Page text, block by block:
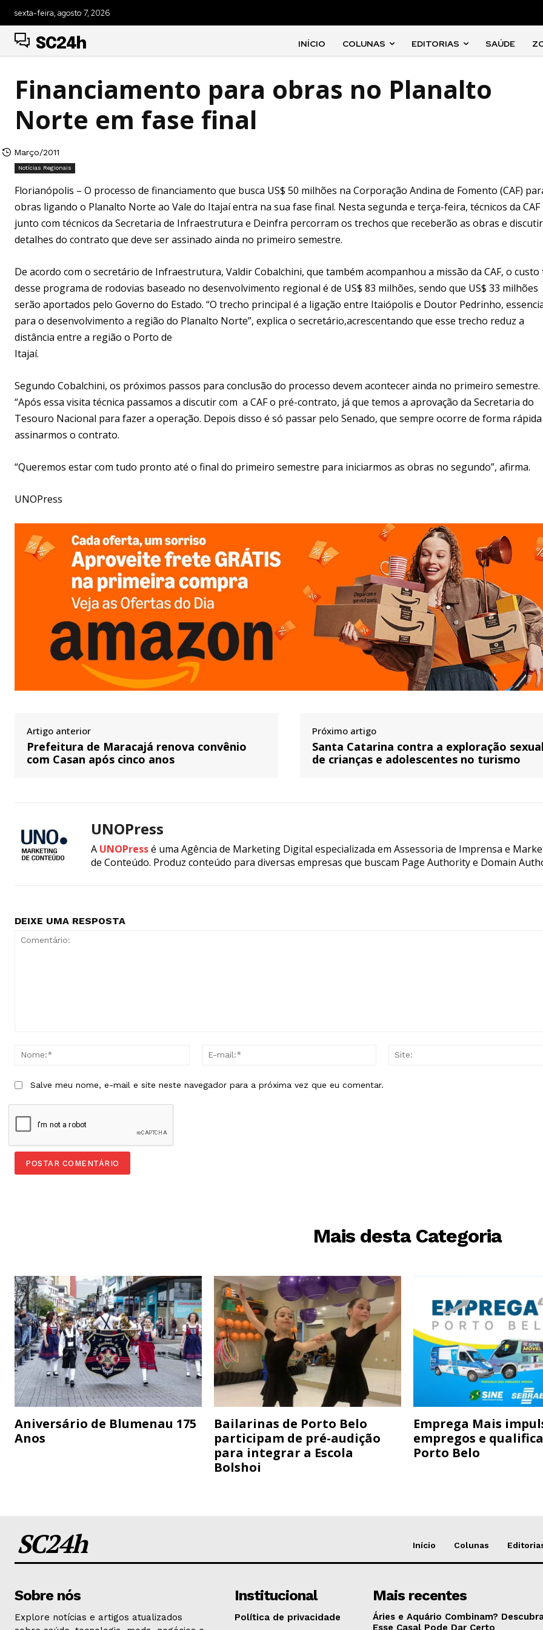
sexta-feira, agosto 7, 2026
SC24h INÍCIO COLUNAS EDITORIAS SAÚDE
Financiamento para obras no Planalto
Norte em fase final
Março/2011
Notícias Regionais
Florianópolis – O processo de financiamento que busca US$ 50 milhões na Corporação Andina de Fomento (CAF)
obras ligando o Planalto Norte ao Vale do Itajaí entra na sua fase final. Nesta segunda e terça-feira, técnicos da CAF
junto com técnicos da Secretaria de Infraestrutura e Deinfra percorram os trechos que receberão as obras e
detalhes do contrato que deve ser assinado ainda no primeiro semestre.
De acordo com o secretário de Infraestrutura, Valdir Cobalchini, que também acompanhou a missão da CAF, o
desse programa de rodovias baseado no desenvolvimento regional é de US$ 83 milhões, sendo que US$ 33 milhões
serão aportados pelo Governo do Estado. “O trecho principal é a ligação entre Itaiópolis e Doutor Pedrinho,
para o desenvolvimento a região do Planalto Norte”, explica o secretário,acrescentando que esse trecho reduz a
distância entre a região o Porto de
Itajaí.
Segundo Cobalchini, os próximos passos para conclusão do processo devem acontecer ainda no primeiro semestre.
“Após essa visita técnica passamos a discutir com a CAF o pré-contrato, já que temos a aprovação da Secretaria do
Tesouro Nacional para fazer a operação. Depois disso é só passar pelo Senado, que sempre ocorre de forma
assinarmos o contrato.
“Queremos estar com tudo pronto até o final do primeiro semestre para iniciarmos as obras no segundo”, afirma.
UNOPress
Artigo anterior
Prefeitura de Maracajá renova convênio
com Casan após cinco anos
Próximo artigo
Santa Catarina contra a exploração
de crianças e adolescentes no turismo
UNOPress
A UNOPressé uma Agência de Marketing Digital especializada em Assessoria de Imprensa e
de Conteúdo. Produz conteúdo para diversas empresas que buscam Page Authority e Domain
DEIXE UMA RESPOSTA
Nome:*
Salve meu nome, e-mail e site neste navegador para a próxima vez que eu comentar.
Mais desta Categoria
Aniversário de Blumenau 175
Anos
Bailarinas de Porto Belo
participam de pré-audição
para integrar a Escola
Bolshoi
Emprega Mais
empregos e
Porto Belo
SC24h Início Colunas
Sobre nós
Explore notícias e artigos atualizados
Institucional
Política de privacidade
Mais recentes
Áries e Aquário Combinam?
Esse Casal Pode Dar Certo